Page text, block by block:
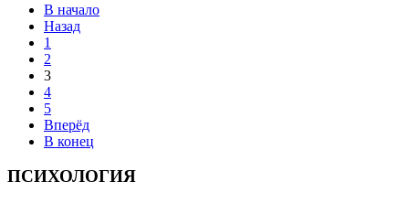
В начало
Назад
1
2
3
4
5
Вперёд
В конец
ПСИХОЛОГИЯ